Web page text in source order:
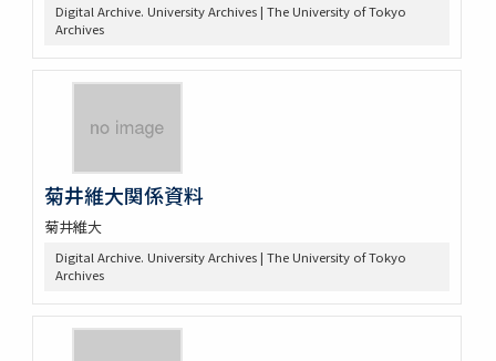
Digital Archive. University Archives | The University of Tokyo
Archives
菊井維大関係資料
菊井維大
Digital Archive. University Archives | The University of Tokyo
Archives